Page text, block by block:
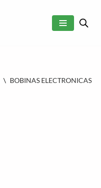
\ BOBINAS ELECTRONICAS